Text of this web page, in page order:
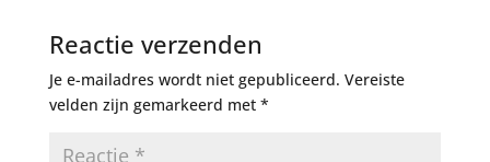
Reactie verzenden
Je e-mailadres wordt niet gepubliceerd. Vereiste
velden zijn gemarkeerd met *